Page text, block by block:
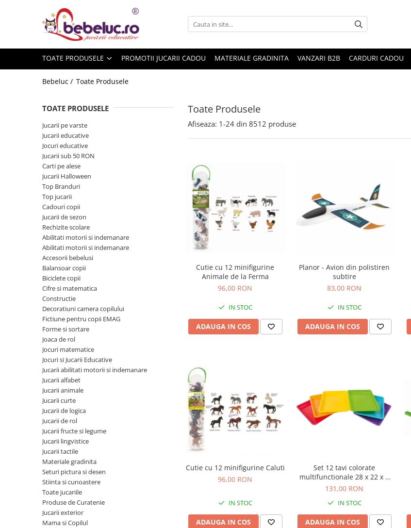
Toate Produsele
Set constructie copii
Jucarii magnetice
Seturi Experimente pentru copii
Organele Corpului Uman
Roboti de jucarie
Jucarii Creativitate
Lucru manual copii
Seturi de desen
Seturi de pictura pentru copii
Tatuaje Copii
Nisip kinetic
Jucarii interactive
Proiector pentru copii
Instrumente muzicale pentru copii
Caruseluri muzicale
Storytelling
Bucatarii pentru copii
Banc de lucru pentru copii
Papusi de mana
Casa de papusi
Bormasina magica
Costum Halloween Copii
Papusi si Bebelusi Reborn
Animale de jucarie
Jucarii cu Dinozauri
Figurine cu animale domestice
Figurine plus
Jucarii Montessori
Nevoi speciale si sindrom Down
TOATE PRODUSELE PROMOTII JUCARII CADOU MATERIALE GRADINITA VANZARI B2B CARDURI CADOU
Bebeluc / Toate Produsele
Toate Produsele
TOATE PRODUSELE
Jucarii pe varste
Jucarii educative
Jocuri educative
Jucarii sub 50 RON
Carti pe alese
Jucarii Halloween
Top Branduri
Top jucarii
Cadouri copii
Jucarii de sezon
Rechizite scolare
Abilitati motorii si indemanare
Abilitati motorii si indemanare
Accesorii bebelusi
Balansoar copii
Biciclete copii
Cifre si matematica
Constructie
Decoratiuni camera copilului
Fictiune pentru copii EMAG
Forme si sortare
Joaca de rol
Jocuri matematice
Jocuri si Jucarii Educative
Jucarii abilitati motorii si indemanare
Jucarii alfabet
Jucarii animale
Jucarii curte
Jucarii de logica
Jucarii de rol
Jucarii fructe si legume
Jucarii lingvistice
Jucarii tactile
Materiale gradinita
Seturi pictura si desen
Stiinta si cunoastere
Toate jucariile
Produse de Curatenie
Jucarii exterior
Mama si Copilul
Afiseaza: 1-24 din 8512 produse
Cutie cu 12 minifigurine
Animale de la Ferma
96,00 RON
IN STOC
ADAUGA IN COS
Planor - Avion din polistiren
subtire
83,00 RON
IN STOC
ADAUGA IN COS
Cutie cu 12 minifigurine Caluti
96,00 RON
IN STOC
ADAUGA IN COS
Set 12 tavi colorate
multifunctionale 28 x 22 x 3
cm, pentru gradinita si scoala
131,00 RON
IN STOC
ADAUGA IN COS